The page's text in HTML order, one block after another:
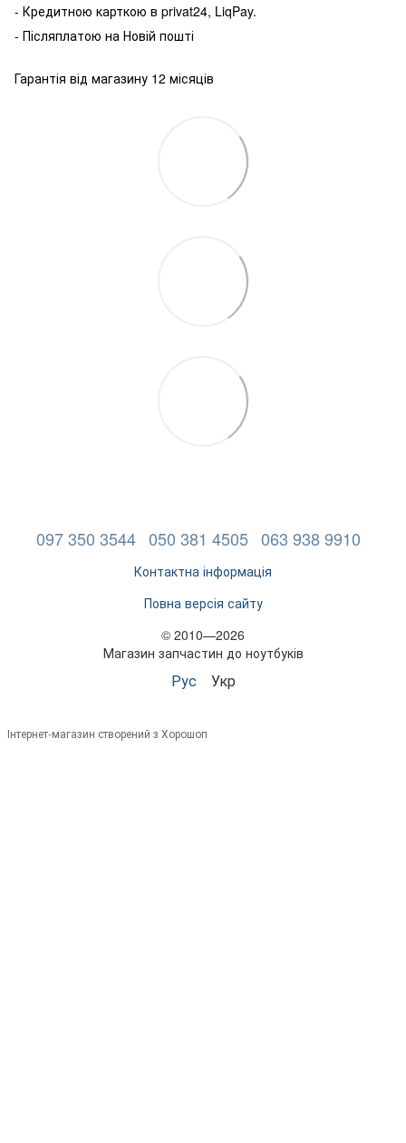
- Кредитною карткою в privat24, LiqPay.
- Післяплатою на Новій пошті
Гарантія від магазину 12 місяців
097 350 3544 050 381 4505 063 938 9910
Контактна інформація
Повна версія сайту
© 2010—2026
Магазин запчастин до ноутбуків
Рус Укр
Інтернет-магазин створений з Хорошоп